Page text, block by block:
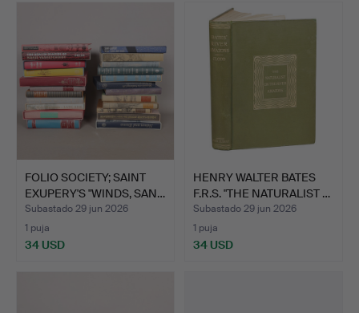
FOLIO SOCIETY; SAINT
EXUPERY'S "WINDS, SAN…
Subastado 29 jun 2026
1 puja
34 USD
HENRY WALTER BATES
F.R.S. "THE NATURALIST …
Subastado 29 jun 2026
1 puja
34 USD